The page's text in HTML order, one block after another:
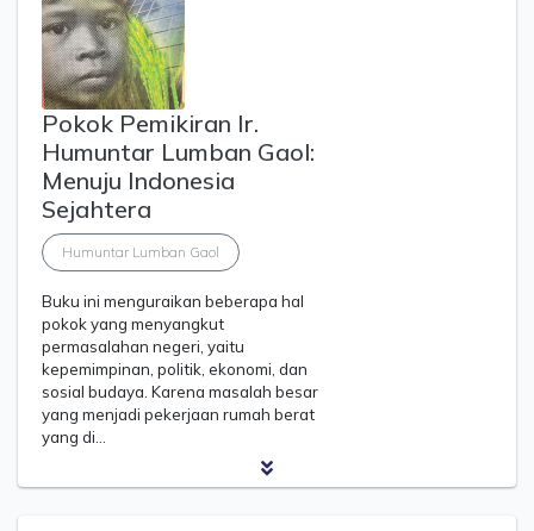
Pokok Pemikiran Ir.
Humuntar Lumban Gaol:
Menuju Indonesia
Sejahtera
Humuntar Lumban Gaol
Buku ini menguraikan beberapa hal
pokok yang menyangkut
permasalahan negeri, yaitu
kepemimpinan, politik, ekonomi, dan
sosial budaya. Karena masalah besar
yang menjadi pekerjaan rumah berat
yang di…